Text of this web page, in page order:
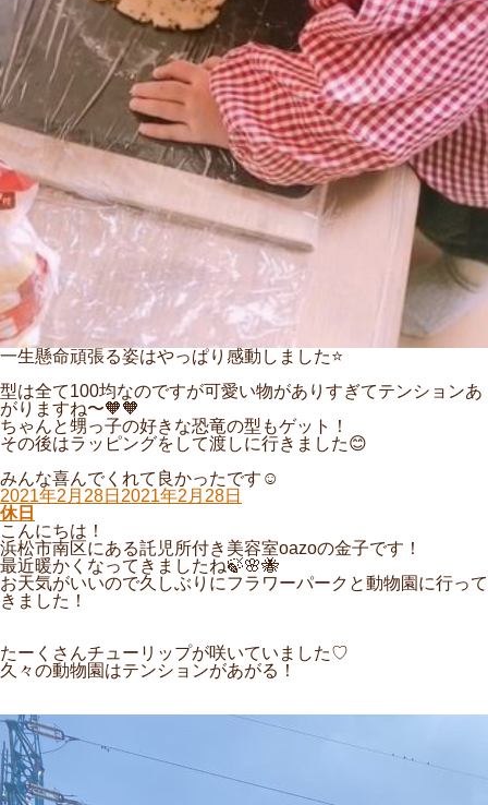
一生懸命頑張る姿はやっぱり感動しました⭐️
型は全て100均なのですが可愛い物がありすぎてテンションあ
がりますね〜🧡🧡
ちゃんと甥っ子の好きな恐竜の型もゲット！
その後はラッピングをして渡しに行きました😊
みんな喜んでくれて良かったです☺️
投
稿
日:
2021年2月28日 2021年2月28日
休日
こんにちは！
浜松市南区にある託児所付き美容室oazoの金子です！
最近暖かくなってきましたね🍃🌸🐝
お天気がいいので久しぶりにフラワーパークと動物園に行って
きました！
たーくさんチューリップが咲いていました♡
久々の動物園はテンションがあがる！